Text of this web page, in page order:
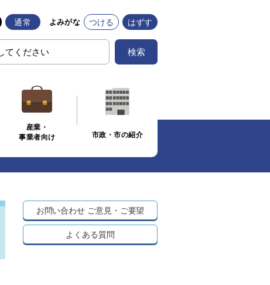
通常 よみがな つける はずす
検索
産業・
事業者向け
市政・市の紹介
お問い合わせ ご意見・ご要望
よくある質問